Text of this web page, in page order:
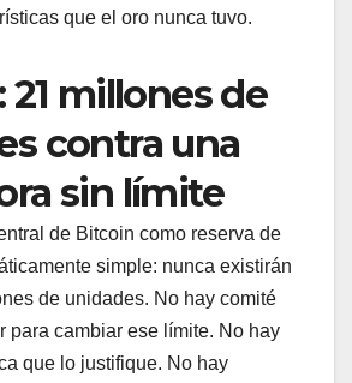
que el oro nunca tuvo.
21 millones de
contra una
sin límite
de Bitcoin como reserva de
simple: nunca existirán
de unidades. No hay comité
para cambiar ese límite. No hay
que lo justifique. No hay